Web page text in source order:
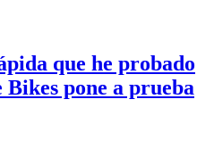
que he probado
Bikes pone a prueba